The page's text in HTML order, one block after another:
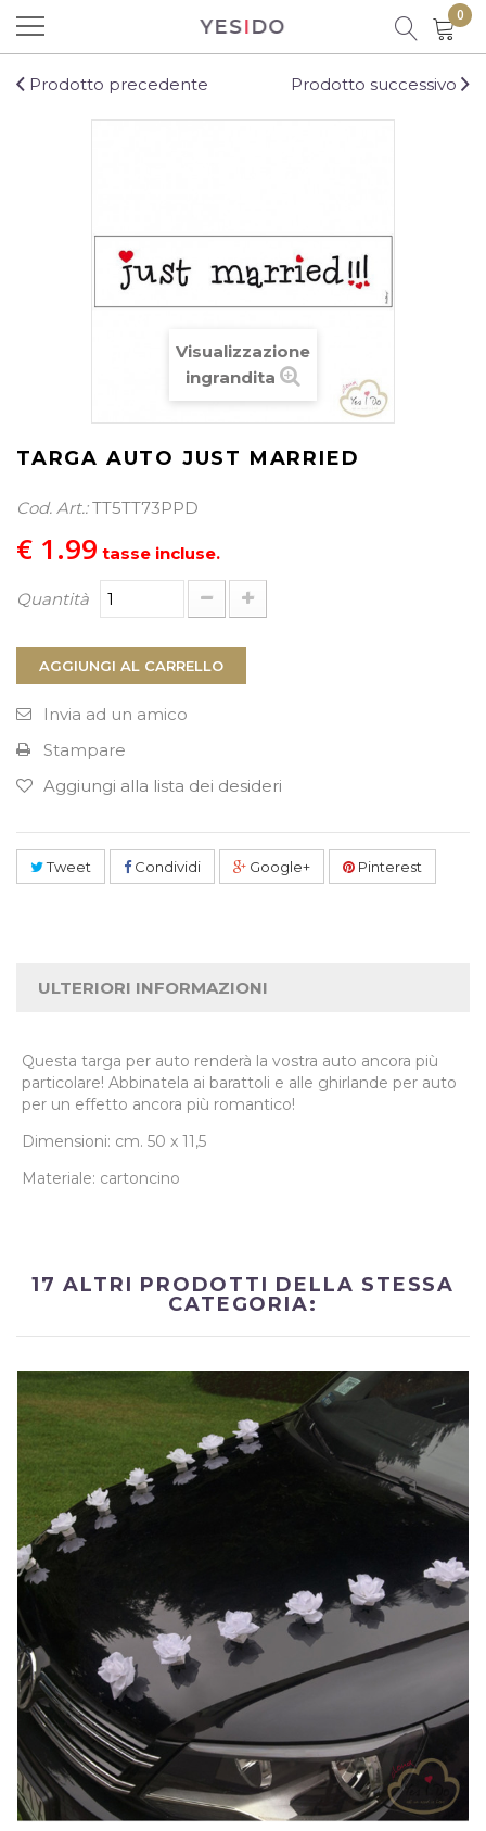
YESIDO 0
Prodotto precedente Prodotto successivo
Visualizzazione
ingrandita
TARGA AUTO JUST MARRIED
Cod. Art.: TT5TT73PPD
€ 1.99 tasse incluse.
Quantità
AGGIUNGI AL CARRELLO
Invia ad un amico
Stampare
Aggiungi alla lista dei desideri
Tweet Condividi Google+ Pinterest
ULTERIORI INFORMAZIONI
Questa targa per auto renderà la vostra auto ancora più
particolare! Abbinatela ai barattoli e alle ghirlande per auto
per un effetto ancora più romantico!
Dimensioni: cm. 50 x 11,5
Materiale: cartoncino
17 ALTRI PRODOTTI DELLA STESSA
CATEGORIA:
Prodotto aggiunto al carrello con
successo!
0prodotti nel carrello.
C'è un prodotto nel carrello